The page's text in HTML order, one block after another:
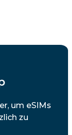
um eSIMs
zu